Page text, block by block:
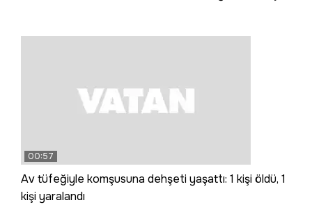
00:57
Av tüfeğiyle komşusuna dehşeti yaşattı: 1 kişi öldü, 1
kişi yaralandı